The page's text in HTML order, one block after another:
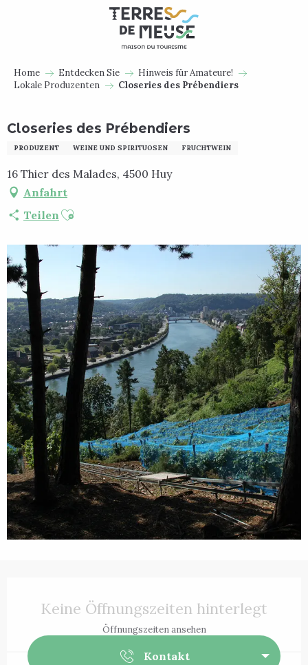
Home Entdecken Sie
Hinweis für Amateure!
Lokale Produzenten
Closeries des Prébendiers
Closeries des Prébendiers
PRODUZENT WEINE UND SPIRITUOSEN FRUCHTWEIN
16 Thier des Malades, 4500 Huy
Anfahrt
Teilen Ajouter aux favoris
Keine Öffnungszeiten hinterlegt
Öffnungszeiten ansehen
Kontakt